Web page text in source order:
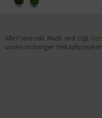
Alle Preise inkl. MwSt. und zzgl.
unsere vorherigen Verkaufspreise